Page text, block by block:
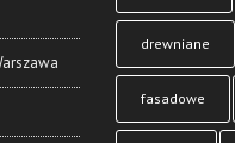
drewniane
fasadowe